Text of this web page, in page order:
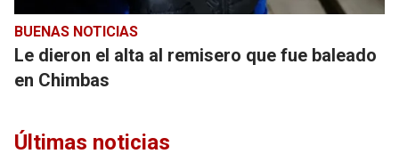
BUENAS NOTICIAS
Le dieron el alta al remisero que fue baleado
en Chimbas
Últimas noticias